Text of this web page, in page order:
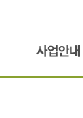
사업안내